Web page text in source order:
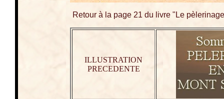
Retour à la page 21 du livre "Le
ILLUSTRATION
PRECEDENTE